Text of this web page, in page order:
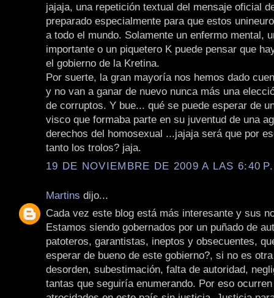
jajaja, una repetición textual del mensaje oficial
preparado especialmente para que estos
a todo el mundo. Solamente un enfermo mental,
importante o un piquetero K puede pensar que
el gobierno de la Kretina.
Por suerte, la gran mayoría nos hemos dado
y no van a ganar de nuevo nunca más una
de corruptos. Y bue... qué se puede esperar de
visco que formaba parte en su juventud de una
derechos del homosexual ...jajaja será que por
tanto los trolos? jaja.
19 DE NOVIEMBRE DE 2009 A LAS 6:40
Martins dijo...
Cada vez este blog está más interesante y sus
Estamos siendo gobernados por un puñado de
patoteros, garantistas, ineptos y obsecuentes,
esperar de bueno de este gobierno?, si no es
desorden, subestimación, falta de autoridad,
tantas que seguiría enumerando. Por eso